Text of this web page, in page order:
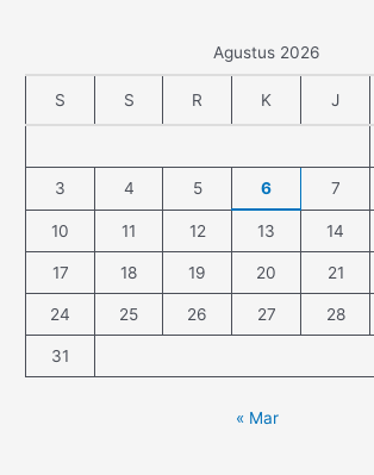
Agustus 2026
S S R K J
3 4 5 6 7
10 11 12 13 14
17 18 19 20 21
24 25 26 27 28
31
« Mar